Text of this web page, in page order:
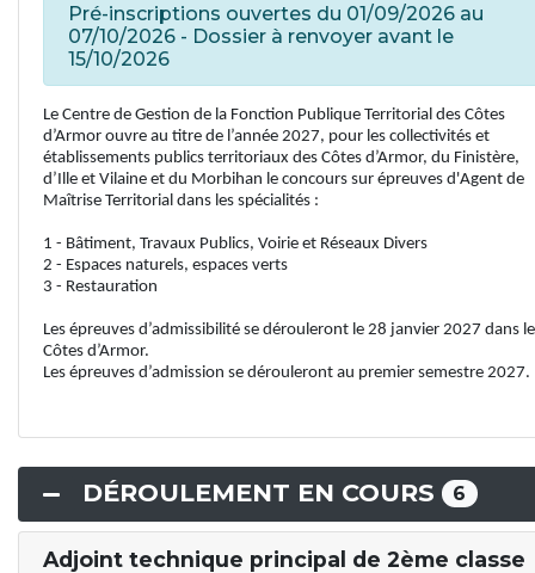
Pré-inscriptions ouvertes du 01/09/2026 au
07/10/2026 - Dossier à renvoyer avant le
15/10/2026
Le Centre de Gestion de la Fonction Publique Territorial des Côtes
d’Armor ouvre au titre de l’année 2027, pour les collectivités et
établissements publics territoriaux des Côtes d’Armor, du Finistère,
d’Ille et Vilaine et du Morbihan le concours sur épreuves d'Agent de
Maîtrise Territorial dans les spécialités :
1 - Bâtiment, Travaux Publics, Voirie et Réseaux Divers
2 - Espaces naturels, espaces verts
3 - Restauration
Les épreuves d’admissibilité se dérouleront le 28 janvier 2027 dans
Côtes d’Armor.
Les épreuves d’admission se dérouleront au premier semestre 2027.
DÉROULEMENT EN COURS 6
Adjoint technique principal de 2ème classe